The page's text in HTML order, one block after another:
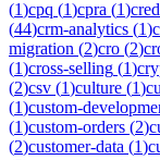
(1)cpq (1)cpra (1)
(44)crm-analytics (1)
migration (2)cro (2)
(1)cross-selling (1)
(2)csv (1)culture (1)
(1)custom-
(1)custom-orders (2)
(2)customer-data (1)